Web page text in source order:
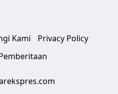
Kami
Privacy Policy